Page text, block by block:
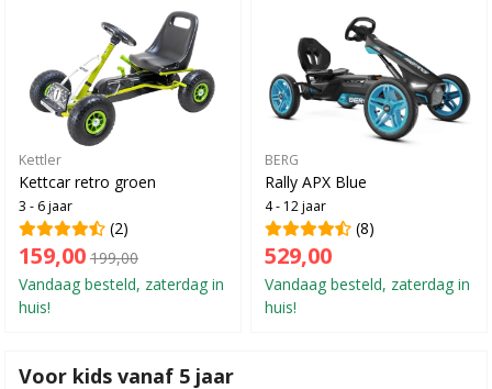
Kettler
Kettcar retro groen
3 - 6 jaar
(2)
159,00 199,00
Vandaag besteld, zaterdag in
huis!
BERG
Rally APX Blue
4 - 12 jaar
(8)
529,00
Vandaag besteld, zaterdag in
huis!
Voor kids vanaf 5 jaar